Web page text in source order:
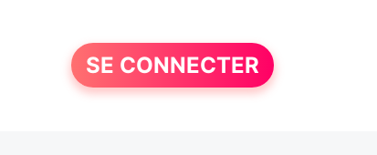
SE CONNECTER